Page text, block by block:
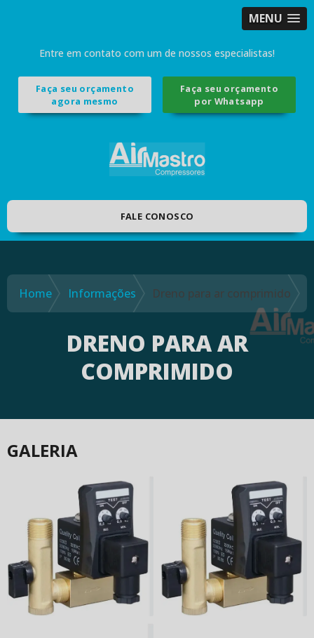
MENU
Entre em contato com um de nossos especialistas!
Faça seu orçamento
agora mesmo
Faça seu orçamento
por Whatsapp
FALE CONOSCO
Home Informações Dreno para ar comprimido
DRENO PARA AR
COMPRIMIDO
GALERIA